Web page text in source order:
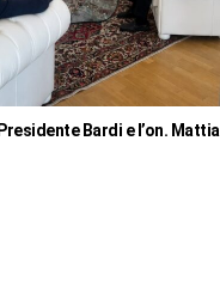
Bardi e l’on. Mattia